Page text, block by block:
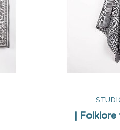
| Folklore